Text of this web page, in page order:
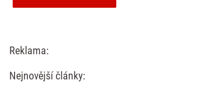
Reklama:
Nejnovější články: